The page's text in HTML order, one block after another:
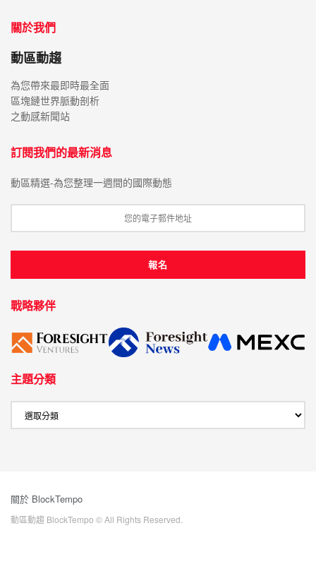
關於我們
動區動趨
為您帶來最即時最全面
區塊鏈世界脈動剖析
之動感新聞站
訂閱我們的最新消息
動區精選-為您整理一週間的國際動態
戰略夥伴
主題分類
關於 BlockTempo
動區動趨 BlockTempo © All Rights Reserved.